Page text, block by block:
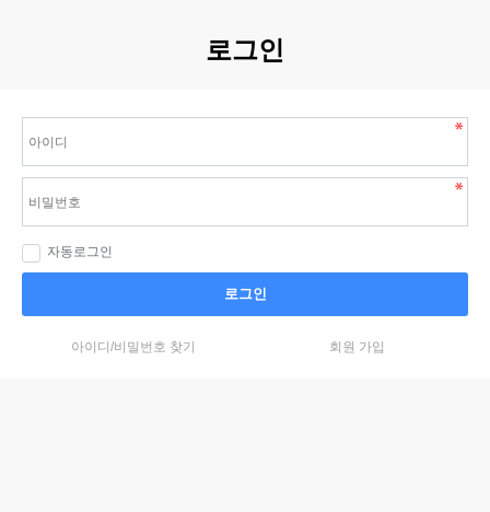
로그인
자동로그인
로그인
아이디/비밀번호 찾기 회원 가입